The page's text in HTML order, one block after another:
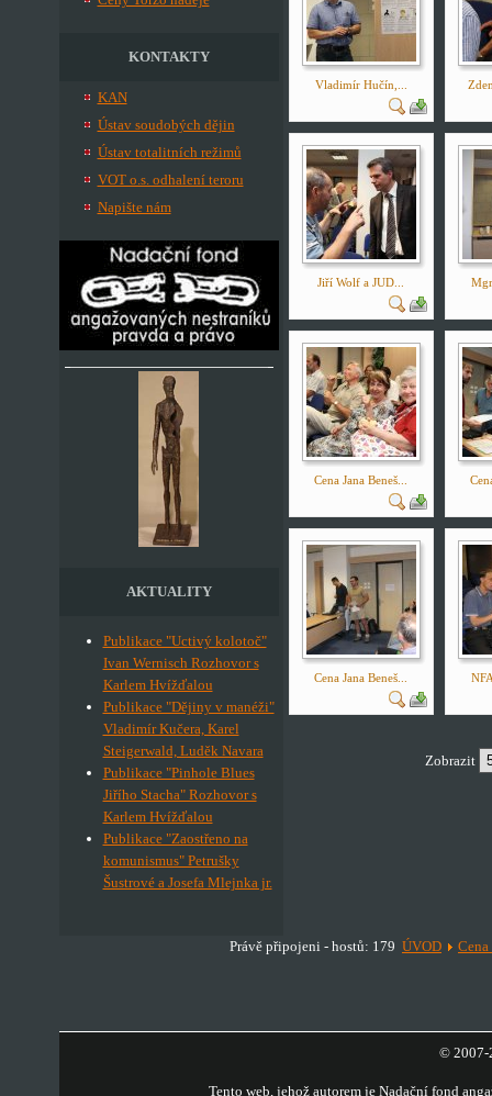
KONTAKTY
KAN
Ústav soudobých dějin
Ústav totalitních režimů
VOT o.s. odhalení teroru
Napište nám
AKTUALITY
Publikace "Uctivý kolotoč"
Ivan Wernisch Rozhovor s
Karlem Hvížďalou
Publikace "Dějiny v manéži"
Vladimír Kučera, Karel
Steigerwald, Luděk Navara
Publikace "Pinhole Blues
Jiřího Stacha" Rozhovor s
Karlem Hvížďalou
Publikace "Zaostřeno na
komunismus" Petrušky
Šustrové a Josefa Mlejnka jr.
Vladimír Hučín,...
Jiří Wolf a JUD...
Cena Jana Beneš...
Cena Jana Beneš...
Zobrazit
Právě připojeni - hostů: 179 ÚVOD Cena
© 2007-
Tento web, jehož autorem je Nadační fond